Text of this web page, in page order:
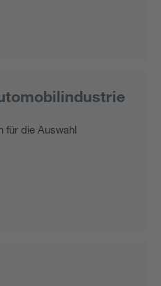
für die Auswahl